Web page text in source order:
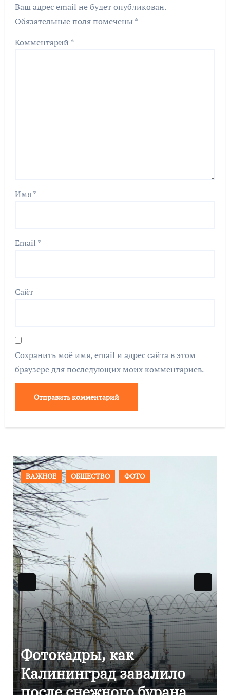
Ваш адрес email не будет опубликован.
Обязательные поля помечены *
Комментарий *
Имя*
Email *
Сайт
Сохранить моё имя, email и адрес сайта в этом
браузере для последующих моих комментариев.
ПРОИСШЕСТВИЯ ФОТО
Фоторепортаж как в
Калининграде